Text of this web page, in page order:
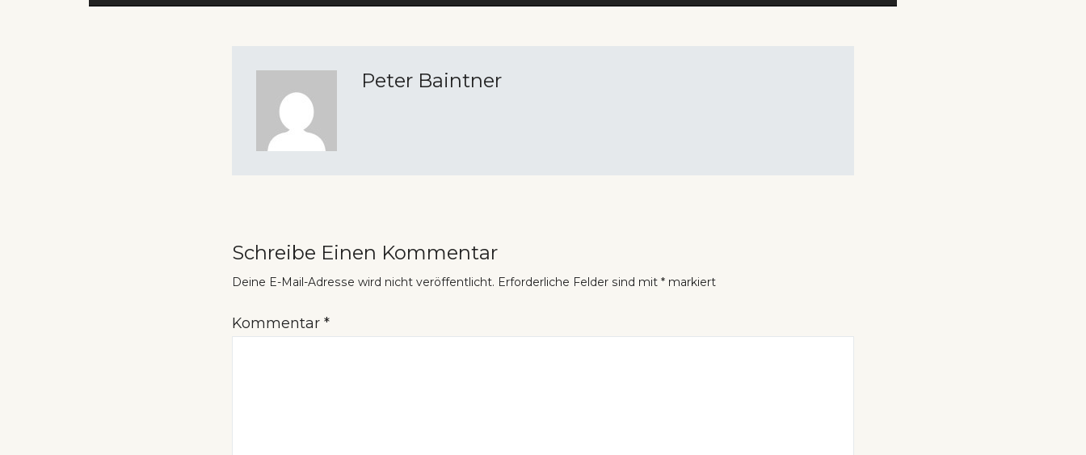
Peter Baintner
Schreibe Einen Kommentar
Deine E-Mail-Adresse wird nicht veröffentlicht. Erforderliche Felder sind mit * markiert
Kommentar *